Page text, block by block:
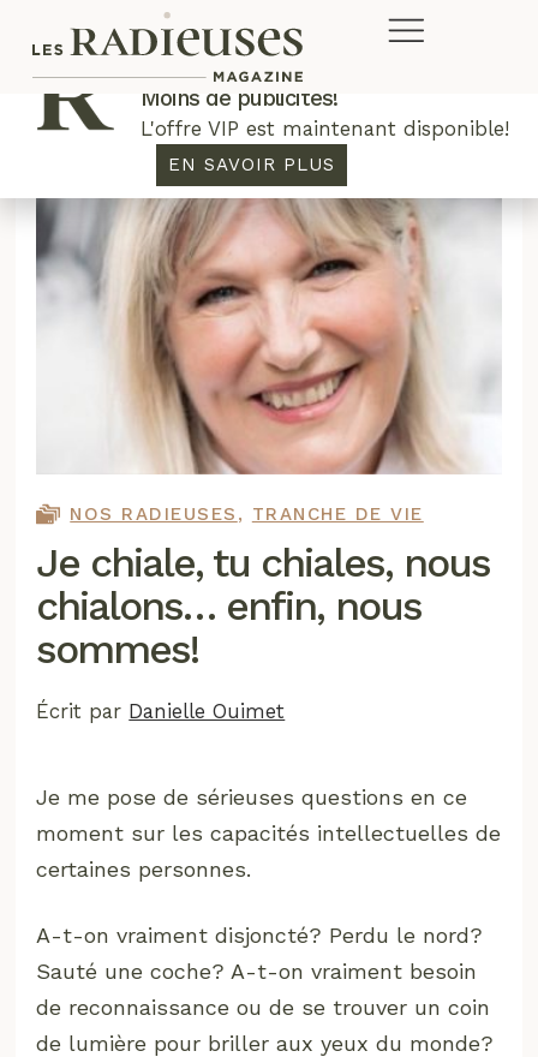
NOS RADIEUSES , TRANCHE DE VIE
Je chiale, tu chiales, nous
chialons… enfin, nous
sommes!
Écrit par Danielle Ouimet
Je me pose de sérieuses questions en ce
moment sur les capacités intellectuelles de
certaines personnes.
A-t-on vraiment disjoncté? Perdu le nord?
Sauté une coche? A-t-on vraiment besoin
de reconnaissance ou de se trouver un coin
de lumière pour briller aux yeux du monde?
Plus de concours. Plus de rabais.
Moins de publicités!
L'offre VIP est maintenant disponible!
EN SAVOIR PLUS